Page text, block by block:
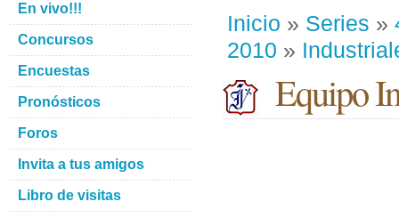
Inicio » Series »
2010 »
Equipo
En vivo!!!
Concursos
Encuestas
Pronósticos
Foros
Invita a tus amigos
Libro de visitas